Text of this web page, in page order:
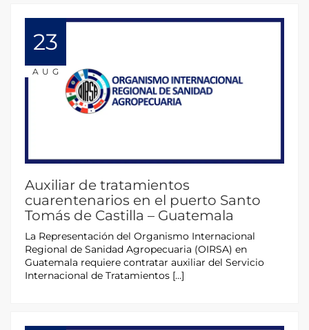
23
AUG
Auxiliar de tratamientos
cuarentenarios en el puerto Santo
Tomás de Castilla – Guatemala
La Representación del Organismo Internacional
Regional de Sanidad Agropecuaria (OIRSA) en
Guatemala requiere contratar auxiliar del Servicio
Internacional de Tratamientos […]